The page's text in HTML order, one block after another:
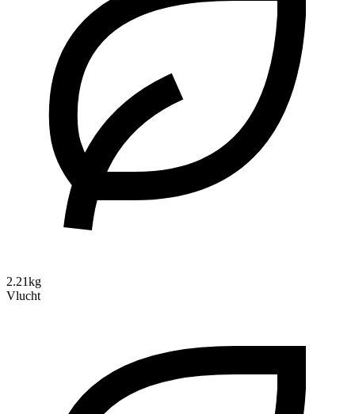
2.21kg
Vlucht